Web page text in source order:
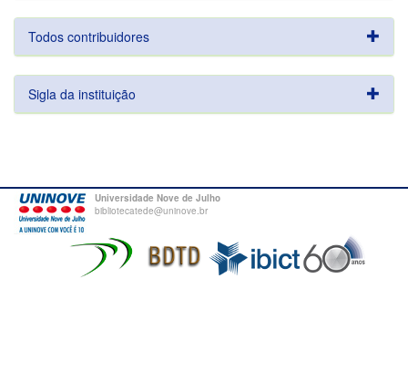
Todos contribuidores
Sigla da instituição
Universidade Nove de Julho
bibliotecatede@uninove.br